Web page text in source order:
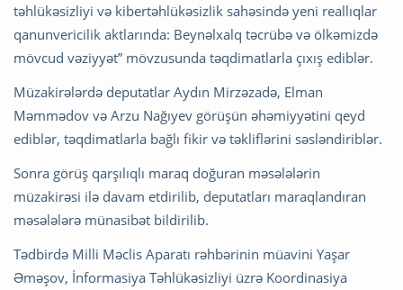
təhlükəsizliyi və kibertəhlükəsizlik sahəsində yeni reallıqlar
qanunvericilik aktlarında: Beynəlxalq təcrübə və ölkəmizdə
mövcud vəziyyət” mövzusunda təqdimatlarla çıxış ediblər.
Müzakirələrdə deputatlar Aydın Mirzəzadə, Elman
Məmmədov və Arzu Nağıyev görüşün əhəmiyyətini qeyd
ediblər, təqdimatlarla bağlı fikir və təkliflərini səsləndiriblər.
Sonra görüş qarşılıqlı maraq doğuran məsələlərin
müzakirəsi ilə davam etdirilib, deputatları maraqlandıran
məsələlərə münasibət bildirilib.
Tədbirdə Milli Məclis Aparatı rəhbərinin müavini Yaşar
Əməşov, İnformasiya Təhlükəsizliyi üzrə Koordinasiya